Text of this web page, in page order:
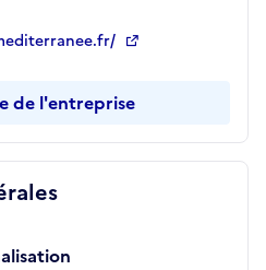
de l'entreprise